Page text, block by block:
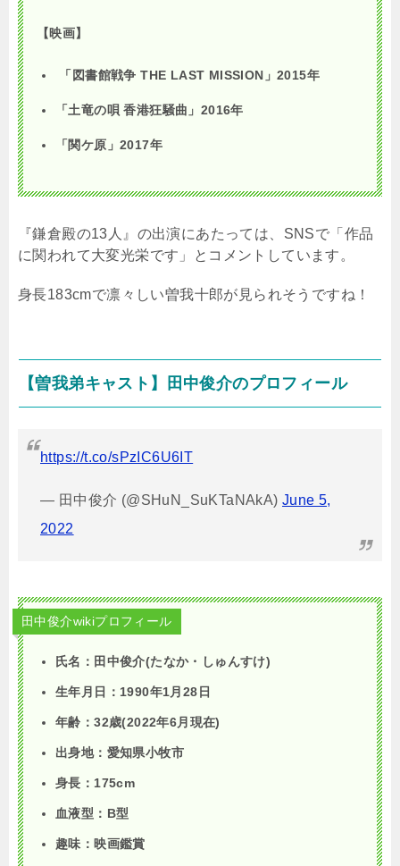
【映画】
「図書館戦争 THE LAST MISSION」2015年
「土竜の唄 香港狂騒曲」 2016年
「関ケ原」 2017年
『鎌倉殿の13 人』の出演にあたっては、 SNSで「作品
に関われて大変光栄です」とコメントしています。
身長183cmで凛々しい曽我十郎が見られそうですね！
【曽我弟キャスト】田中俊介のプロフィール
https://t.co/sPzIC6U6IT
— 田中俊介 (@SHuN_SuKTaNAkA) June 5,
2022
田中俊介wikiプロフィール
氏名：田中俊介(たなか・しゅんすけ)
生年月日：1990年1月28日
年齢：32歳(2022年6月現在)
出身地：愛知県小牧市
身長：175cm
血液型：B型
趣味：映画鑑賞